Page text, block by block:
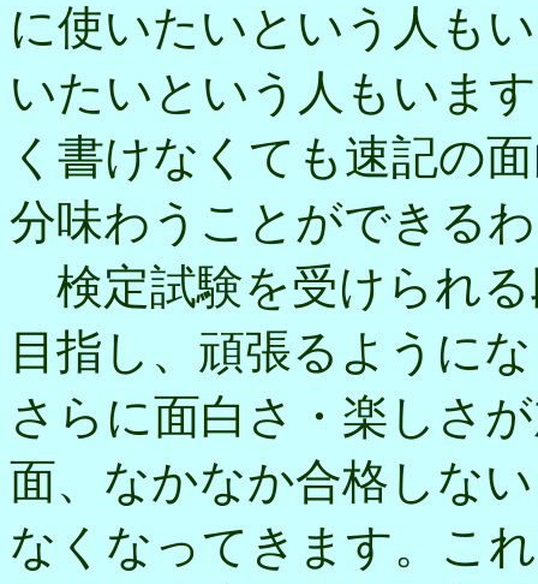
に使いたいという人も
いたいという人もいま
く書けなくても速記の
分味わうことができる
検定試験を受けられ
目指し、頑張るように
さらに面白さ・楽しさ
面、なかなか合格しな
なくなってきます。こ